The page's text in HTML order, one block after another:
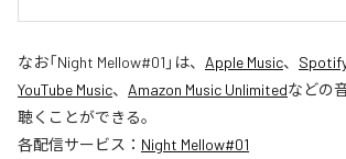
なお「Night Mellow#01 」は、 Apple Music、
YouTube Music、 Amazon Music Unlimitedなどの
聴くことができる。
各配信サービス： Night Mellow#01